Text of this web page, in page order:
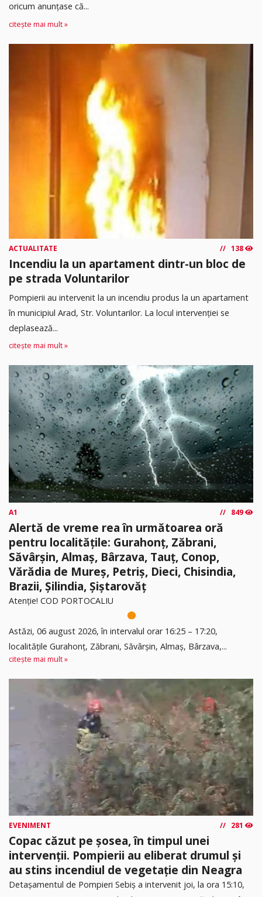
oricum anunțase că...
citește mai mult »
ACTUALITATE 138
Incendiu la un apartament dintr-un bloc de
pe strada Voluntarilor
Pompierii au intervenit la un incendiu produs la un apartament
în municipiul Arad, Str. Voluntarilor. La locul intervenției se
deplasează...
citește mai mult »
A1 849
Alertă de vreme rea în următoarea oră
pentru localitățile: Gurahonț, Zăbrani,
Săvârșin, Almaș, Bârzava, Tauț, Conop,
Vărădia de Mureș, Petriș, Dieci, Chisindia,
Brazii, Șilindia, Șiștarovăț
Atenție! COD PORTOCALIU
Astăzi, 06 august 2026, în intervalul orar 16:25 – 17:20,
localitățile Gurahonț, Zăbrani, Săvârșin, Almaș, Bârzava,...
citește mai mult »
EVENIMENT 281
Copac căzut pe șosea, în timpul unei
intervenții. Pompierii au eliberat drumul și
au stins incendiul de vegetație din Neagra
Detașamentul de Pompieri Sebiș a intervenit joi, la ora 15:10,